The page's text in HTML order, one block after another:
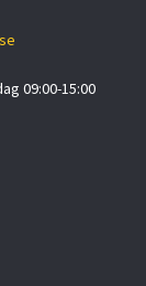
09:00-15:00